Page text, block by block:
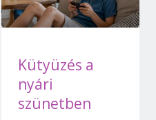
Kütyüzés a
nyári
szünetben